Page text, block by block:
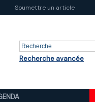
Soumettre un article
Recherche avancée